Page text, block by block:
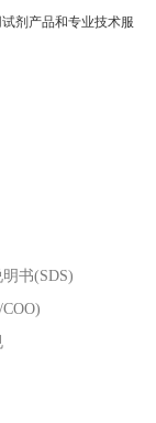
剂产品和专业技术服
书(SDS)